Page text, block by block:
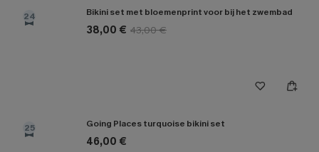
24 Bikini set met bloemenprint voor bij het zwembad
38,00 € 43,00 €
25 Going Places turquoise bikini set
46,00 €